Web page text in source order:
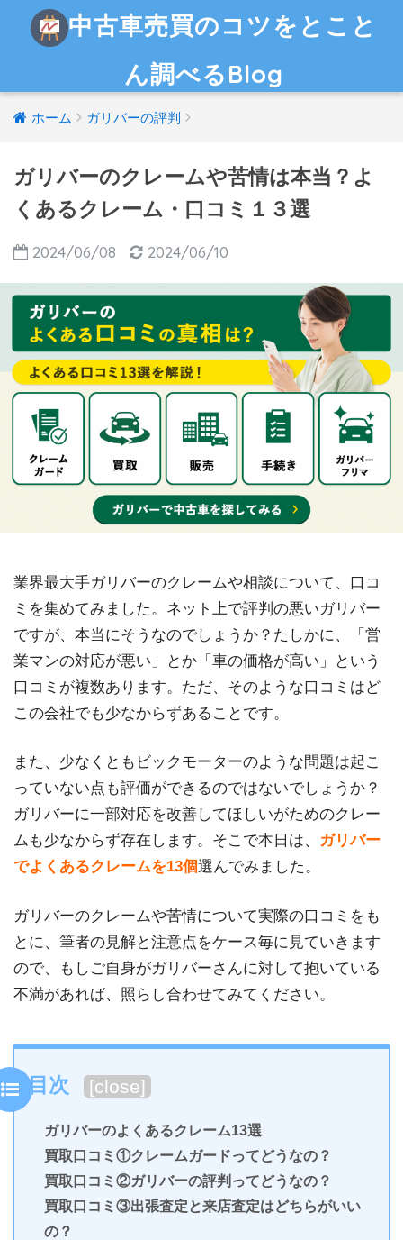
中古車売買のコツをとこと
ん調べるBlog
ホーム ガリバーの評判
ガリバーのクレームや苦情は本当？よ
くあるクレーム・口コミ１３選
2024/06/08 2024/06/10
業界最大手ガリバーのクレームや相談について、口コ
ミを集めてみました。ネット上で評判の悪いガリバー
ですが、本当にそうなのでしょうか？たしかに、「営
業マンの対応が悪い」とか「車の価格が高い」という
口コミが複数あります。ただ、そのような口コミはど
この会社でも少なからずあることです。
また、少なくともビックモーターのような問題は起こ
っていない点も評価ができるのではないでしょうか？
ガリバーに一部対応を改善してほしいがためのクレー
ムも少なからず存在します。そこで本日は、 ガリバー
でよくあるクレームを13個選んでみました。
ガリバーのクレームや苦情について実際の口コミをも
とに、筆者の見解と注意点をケース毎に見ていきます
ので、もしご自身がガリバーさんに対して抱いている
不満があれば、照らし合わせてみてください。
目次 [close]
ガリバーのよくあるクレーム13選
買取口コミ①クレームガードってどうなの？
買取口コミ②ガリバーの評判ってどうなの？
買取口コミ③出張査定と来店査定はどちらがいい
の？